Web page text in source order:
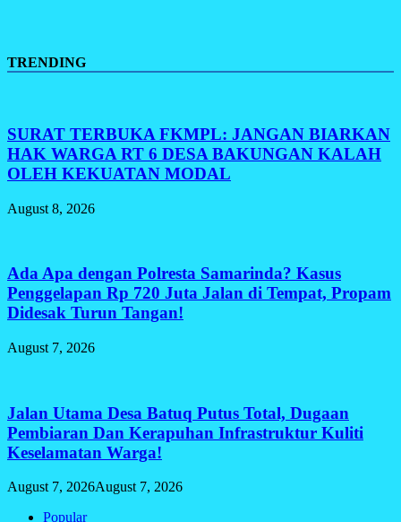
TRENDING
SURAT TERBUKA FKMPL: JANGAN BIARKAN
HAK WARGA RT 6 DESA BAKUNGAN KALAH
OLEH KEKUATAN MODAL
August 8, 2026
Ada Apa dengan Polresta Samarinda? Kasus
Penggelapan Rp 720 Juta Jalan di Tempat, Propam
Didesak Turun Tangan!
August 7, 2026
Jalan Utama Desa Batuq Putus Total, Dugaan
Pembiaran Dan Kerapuhan Infrastruktur Kuliti
Keselamatan Warga!
August 7, 2026August 7, 2026
Popular